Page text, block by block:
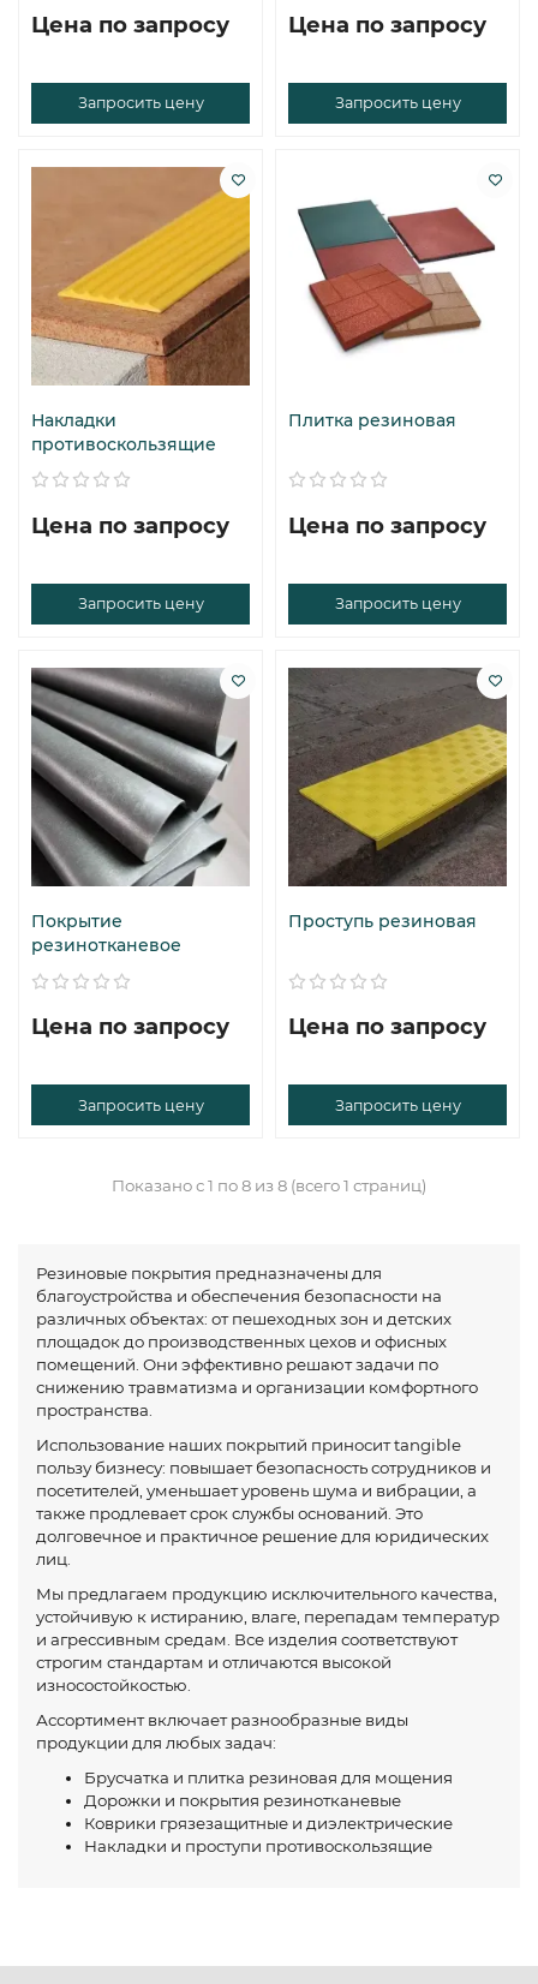
Цена по запросу
Запросить цену
Цена по запросу
Запросить цену
Накладки
противоскользящие
Цена по запросу
Запросить цену
Плитка резиновая
Цена по запросу
Запросить цену
Покрытие
резинотканевое
Цена по запросу
Запросить цену
Проступь резиновая
Цена по запросу
Запросить цену
Показано с 1 по 8 из 8 (всего 1 страниц)
Резиновые покрытия предназначены для
благоустройства и обеспечения безопасности на
различных объектах: от пешеходных зон и детских
площадок до производственных цехов и офисных
помещений. Они эффективно решают задачи по
снижению травматизма и организации комфортного
пространства.
Использование наших покрытий приносит tangible
пользу бизнесу: повышает безопасность сотрудников и
посетителей, уменьшает уровень шума и вибрации, а
также продлевает срок службы оснований. Это
долговечное и практичное решение для юридических
лиц.
Мы предлагаем продукцию исключительного качества,
устойчивую к истиранию, влаге, перепадам температур
и агрессивным средам. Все изделия соответствуют
строгим стандартам и отличаются высокой
износостойкостью.
Ассортимент включает разнообразные виды
продукции для любых задач:
Брусчатка и плитка резиновая для мощения
Дорожки и покрытия резинотканевые
Коврики грязезащитные и диэлектрические
Накладки и проступи противоскользящие